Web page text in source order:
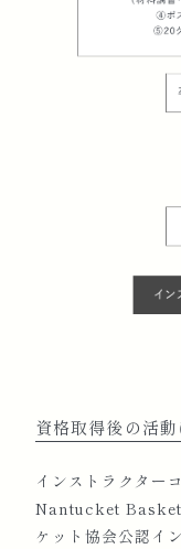
資格取得後の活動
インストラクター
Nantucket
ケット協会公認イ